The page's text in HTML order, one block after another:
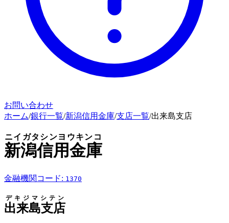
お問い合わせ
ホーム/銀行一覧/新潟信用金庫/支店一覧/出来島支店
新潟信用金庫
ニイガタシンヨウキンコ
金融機関コード: 1370
出来島支店
デキジマシテン